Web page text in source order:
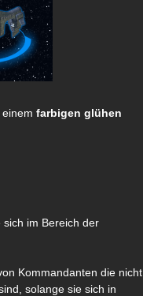
farbigen glühen
im Bereich der
Kommandanten die nicht
solange sie sich in